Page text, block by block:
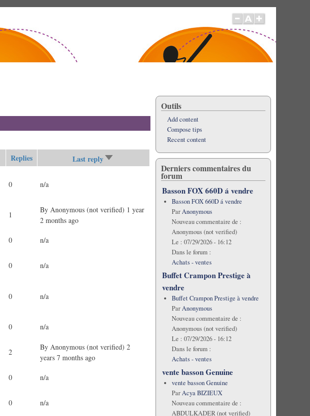
Replies Last reply
Sort
ascending
0 n/a
1
ByAnonymous (not verified) 1 year
2 months ago
0 n/a
0 n/a
0 n/a
0 n/a
2
ByAnonymous (not verified) 2
years 7 months ago
0 n/a
0 n/a
Outils
Add content
Compose tips
Recent content
Derniers commentaires du
forum
Basson FOX 660D á vendre
Basson FOX 660D á vendre
ParAnonymous
Nouveau commentaire de :
Anonymous (not verified)
Le : 07/29/2026 - 16:12
Dans le forum :
Achats - ventes
Buffet Crampon Prestige à
vendre
Buffet Crampon Prestige à vendre
ParAnonymous
Nouveau commentaire de :
Anonymous (not verified)
Le : 07/29/2026 - 16:12
Dans le forum :
Achats - ventes
vente basson Genuine
vente basson Genuine
ParAcya BIZIEUX
Nouveau commentaire de :
ABDULKADER (not verified)